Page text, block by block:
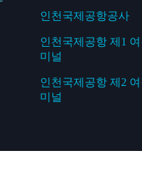
인천국제공항공사
인천국제공항 제1 여
미널
인천국제공항 제2 여
미널